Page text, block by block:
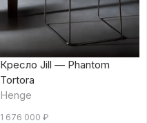
Кресло Jill — Phantom
Tortora
Henge
1 676 000 ₽